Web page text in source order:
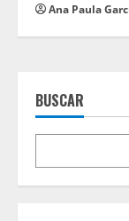
Ana Paula
BUSCAR